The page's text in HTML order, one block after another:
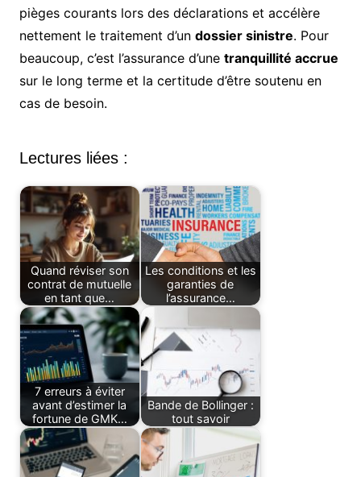
pièges courants lors des déclarations et accélère
nettement le traitement d’un dossier sinistre. Pour
beaucoup, c’est l’assurance d’une tranquillité accrue
sur le long terme et la certitude d’être soutenu en
cas de besoin.
Lectures liées :
Quand réviser son
contrat de mutuelle
en tant que…
Les conditions et les
garanties de
l’assurance…
7 erreurs à éviter
avant d’estimer la
fortune de GMK…
Bande de Bollinger :
tout savoir